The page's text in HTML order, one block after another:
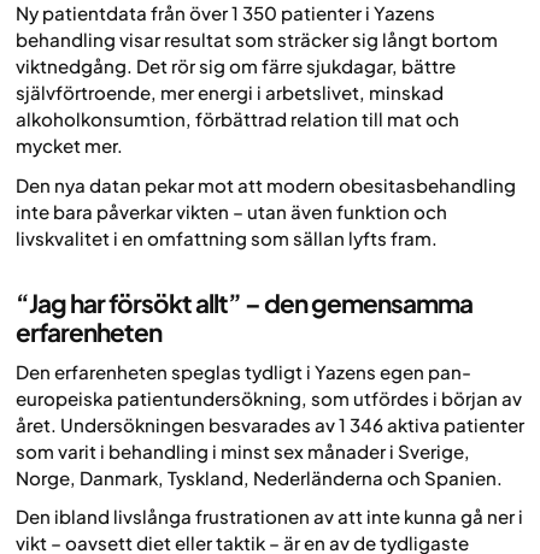
Ny patientdata från över 1 350 patienter i Yazens
behandling visar resultat som sträcker sig långt bortom
viktnedgång. Det rör sig om färre sjukdagar, bättre
självförtroende, mer energi i arbetslivet, minskad
alkoholkonsumtion, förbättrad relation till mat och
mycket mer.
Den nya datan pekar mot att modern obesitasbehandling
inte bara påverkar vikten – utan även funktion och
livskvalitet i en omfattning som sällan lyfts fram.
“Jag har försökt allt” – den gemensamma
erfarenheten
Den erfarenheten speglas tydligt i Yazens egen pan-
europeiska patientundersökning, som utfördes i början av
året. Undersökningen besvarades av 1 346 aktiva patienter
som varit i behandling i minst sex månader i Sverige,
Norge, Danmark, Tyskland, Nederländerna och Spanien.
Den ibland livslånga frustrationen av att inte kunna gå ner i
vikt – oavsett diet eller taktik – är en av de tydligaste